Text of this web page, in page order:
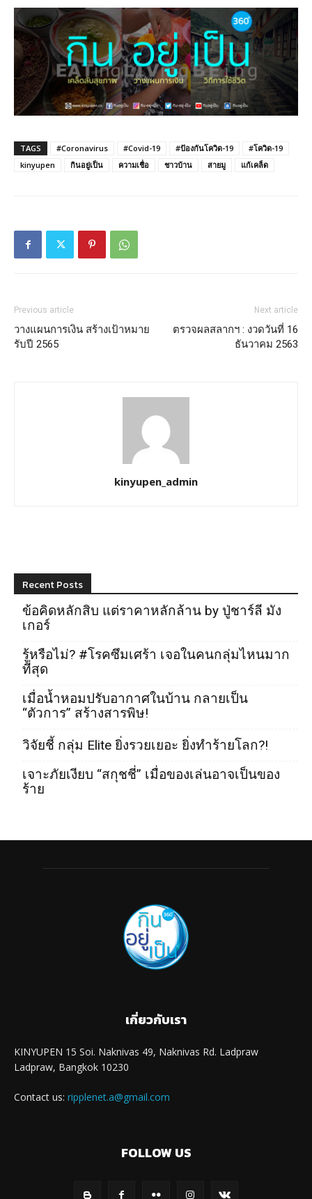
TAGS #Coronavirus #Covid-19 #ป้องกันโควิด-19
#โควิด-19
kinyupen
กินอยู่เป็น ความเชื่อ ชาวบ้าน สายมู แก้เคล็ด
Previous article
วางแผนการเงิน สร้างเป้าหมาย
รับปี 2565
Next article
ตรวจผลสลากฯ : งวดวันที่ 16
ธันวาคม 2563
kinyupen_admin
Recent Posts
ข้อคิดหลักสิบ แต่ราคาหลักล้าน by ปู่ชาร์ลี มัง
เกอร์
รู้หรือไม่? #โรคซึมเศร้า เจอในคนกลุ่มไหนมาก
ที่สุด
เมื่อน้ำหอมปรับอากาศในบ้าน กลายเป็น
“ตัวการ” สร้างสารพิษ!
วิจัยชี้ กลุ่ม Elite ยิ่งรวยเยอะ ยิ่งทำร้ายโลก?!
เจาะภัยเงียบ “สกุชชี่” เมื่อของเล่นอาจเป็นของ
ร้าย
เกี่ยวกับเรา
KINYUPEN 15 Soi. Naknivas 49, Naknivas Rd. Ladpraw
Ladpraw, Bangkok 10230
Contact us: ripplenet.a@gmail.com
FOLLOW US